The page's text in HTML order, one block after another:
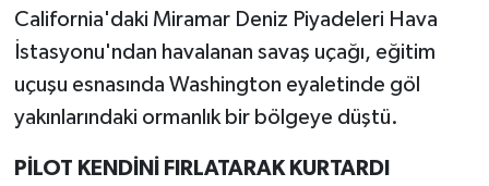
California'daki Miramar Deniz Piyadeleri Hava
İstasyonu'ndan havalanan savaş uçağı, eğitim
uçuşu esnasında Washington eyaletinde göl
yakınlarındaki ormanlık bir bölgeye düştü.
PİLOT KENDİNİ FIRLATARAK KURTARDI